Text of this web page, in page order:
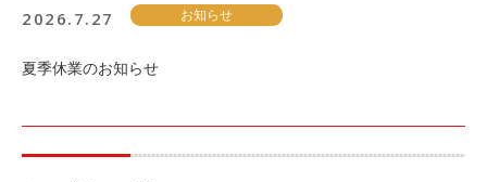
2026.7.27 お知らせ
夏季休業のお知らせ